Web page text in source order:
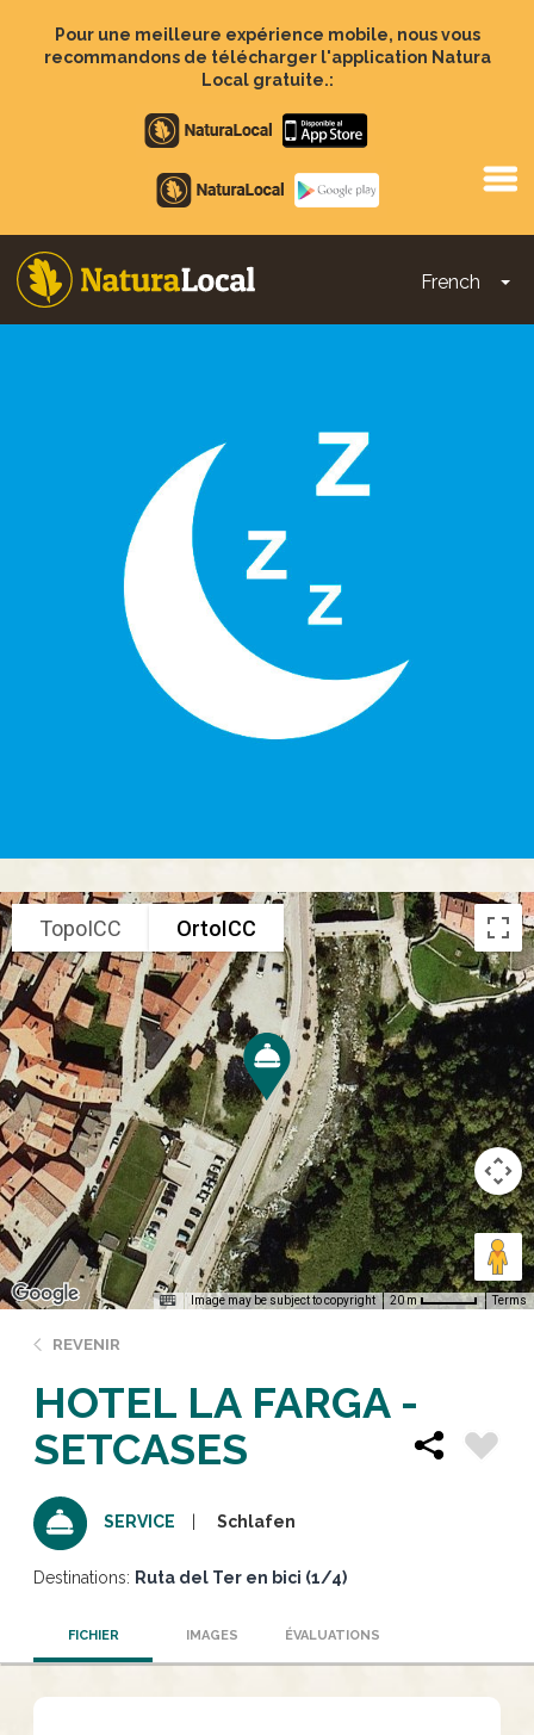
contenu
Pour une meilleure expérience mobile, nous vous
recommandons de télécharger l'application Natura
Local gratuite.:
Apple
store
Google
Play
French
Main
TopoICC OrtoICC
Image may be subject to copyright 20 m Terms
REVENIR
HOTEL LA FARGA -
SETCASES
SERVICE Schlafen
Destinations: Ruta del Ter en bici (1/4)
FICHIER IMAGES ÉVALUATIONS